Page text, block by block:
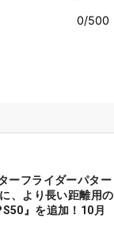
ーフライダーパター
、より長い距離用の
』を追加！10月